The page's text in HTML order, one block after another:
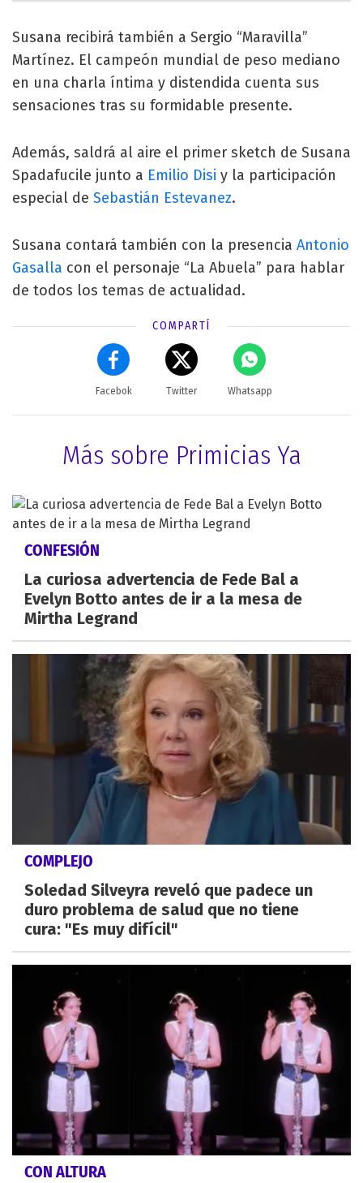
Susana recibirá también a Sergio “Maravilla”
Martínez. El campeón mundial de peso mediano
en una charla íntima y distendida cuenta sus
sensaciones tras su formidable presente.
Además, saldrá al aire el primer sketch de Susana
Spadafucile junto a Emilio Disi y la participación
especial de Sebastián Estevanez.
Susana contará también con la presencia Antonio
Gasalla con el personaje “La Abuela” para hablar
de todos los temas de actualidad.
COMPARTÍ
Facebok Twitter Whatsapp
Más sobre Primicias Ya
CONFESIÓN
La curiosa advertencia de Fede Bal a
Evelyn Botto antes de ir a la mesa de
Mirtha Legrand
COMPLEJO
Soledad Silveyra reveló que padece un
duro problema de salud que no tiene
cura: "Es muy difícil"
CON ALTURA